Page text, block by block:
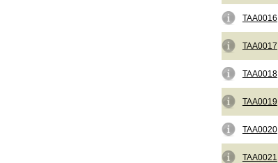
TAA0016
TAA0017
TAA0018
TAA0019
TAA0020
TAA0021